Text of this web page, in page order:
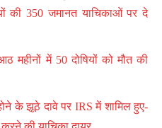
की 350 जमानत याचिकाओं पर दे
महीनों में 50 दोषियों को मौत की
के झूठे दावे पर IRS में शामिल हुए-